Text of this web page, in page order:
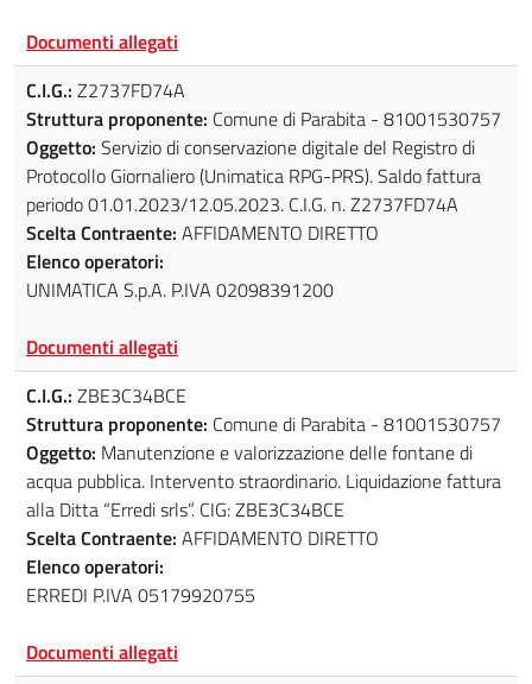
Documenti allegati
C.I.G.: Z2737FD74A
Struttura proponente: Comune di Parabita - 81001530757
Oggetto: Servizio di conservazione digitale del Registro di
Protocollo Giornaliero (Unimatica RPG-PRS). Saldo fattura
periodo 01.01.2023/12.05.2023. C.I.G. n. Z2737FD74A
Scelta Contraente: AFFIDAMENTO DIRETTO
Elenco operatori:
UNIMATICA S.p.A. P.IVA 02098391200
Documenti allegati
C.I.G.: ZBE3C34BCE
Struttura proponente: Comune di Parabita - 81001530757
Oggetto: Manutenzione e valorizzazione delle fontane di
acqua pubblica. Intervento straordinario. Liquidazione fattura
alla Ditta “Erredi srls”. CIG: ZBE3C34BCE
Scelta Contraente: AFFIDAMENTO DIRETTO
Elenco operatori:
ERREDI P.IVA 05179920755
Documenti allegati